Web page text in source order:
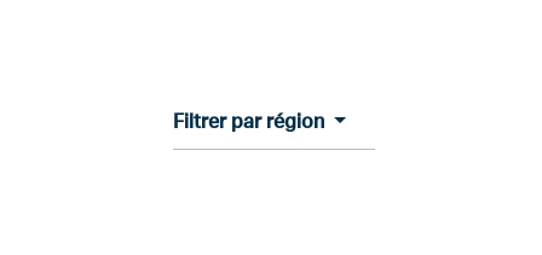
Filtrer par région